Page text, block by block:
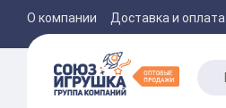
О компании Доставка и оплата